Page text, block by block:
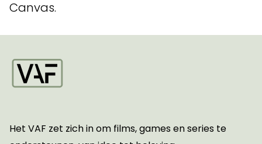
Canvas.
Het VAF zet zich in om films, games en series te